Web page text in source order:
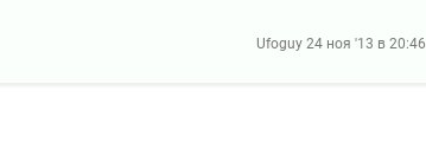
Ufoguy 24 ноя '13 в 20:46